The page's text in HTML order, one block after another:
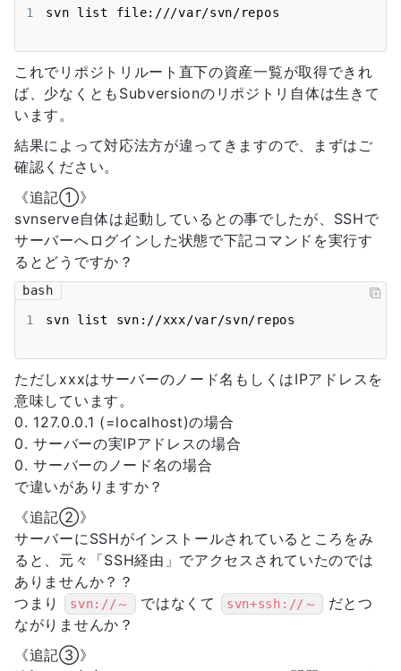
1 svn list file:///var/svn/repos
これでリポジトリルート直下の資産一覧が取得できれ
ば、少なくともSubversionのリポジトリ自体は生きて
います。
結果によって対応法方が違ってきますので、まずはご
確認ください。
《追記①》
svnserve自体は起動しているとの事でしたが、SSHで
サーバーへログインした状態で下記コマンドを実行す
るとどうですか？
bash
1 svn list svn://xxx/var/svn/repos
ただしxxxはサーバーのノード名もしくはIPアドレスを
意味しています。
0. 127.0.0.1 (=localhost)の場合
0. サーバーの実IPアドレスの場合
0. サーバーのノード名の場合
で違いがありますか？
《追記②》
サーバーにSSHがインストールされているところをみ
ると、元々「SSH経由」でアクセスされていたのでは
ありませんか？？
つまり
svn://～ ではなくて svn+ssh://～
だとつ
ながりませんか？
《追記③》